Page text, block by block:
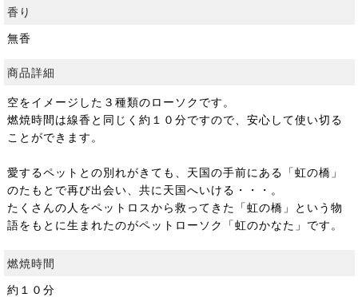
香り
無香
商品詳細
空をイメージした３種類のローソクです。
燃焼時間は線香と同じく約１０分ですので、安心して使い切る
ことができます。
愛するペットとの別れがきても、天国の手前にある「虹の橋」
のたもとで再び出会い、共に天国へいける・・・。
たくさんの人をペットロスから救ってきた「虹の橋」という物
語をもとに生まれたのがペットローソク「虹のかなた」です。
燃焼時間
約１０分